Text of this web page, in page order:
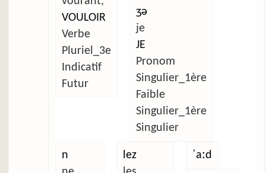
VOULOIR
Verbe
Pluriel_3e
Indicatif
Futur
ʒə
je
JE
Pronom
Singulier_1ère
Faible
Singulier_1ère
Singulier
n
lez
ˈaːd